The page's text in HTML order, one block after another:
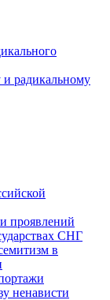
и радикальному
проявлений
СНГ
в
ненависти